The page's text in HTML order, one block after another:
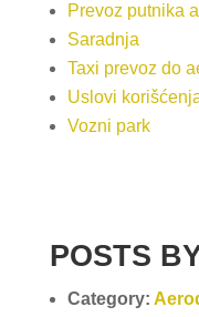
Prevoz putnika
Saradnja
Taxi prevoz do
Uslovi
Vozni park
POSTS
Category: